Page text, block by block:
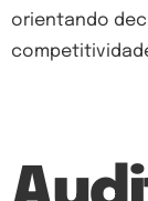
orientando